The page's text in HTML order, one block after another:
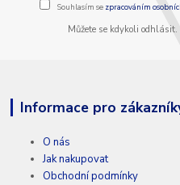
Souhlasím se zpracováním
Můžete se kdykoli
Informace pro
O nás
Jak nakupovat
Obchodní podmínky